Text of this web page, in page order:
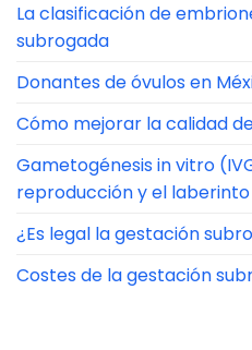
La clasificación de
subrogada
Donantes de óvulos en
Cómo mejorar la calidad
Gametogénesis in vitro
reproducción y el
¿Es legal la gestación
Costes de la gestación